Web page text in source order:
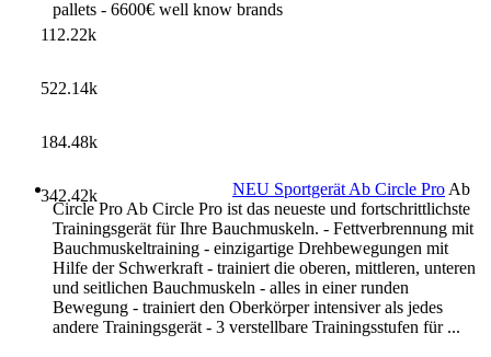
pallets - 6600€ well know brands
NEU Sportgerät Ab Circle ProAb
Circle Pro Ab Circle Pro ist das neueste und fortschrittlichste
Trainingsgerät für Ihre Bauchmuskeln. - Fettverbrennung mit
Bauchmuskeltraining - einzigartige Drehbewegungen mit
Hilfe der Schwerkraft - trainiert die oberen, mittleren, unteren
und seitlichen Bauchmuskeln - alles in einer runden
Bewegung - trainiert den Oberkörper intensiver als jedes
andere Trainingsgerät - 3 verstellbare Trainingsstufen für ...
112.22k
522.14k
184.48k
342.42k